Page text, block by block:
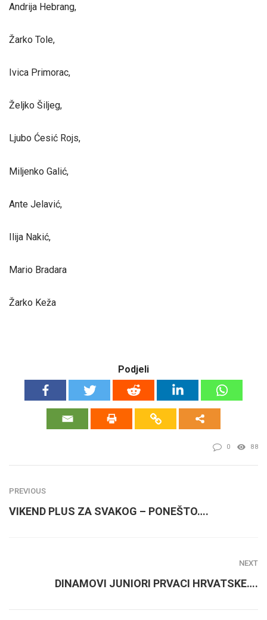
Andrija Hebrang,
Žarko Tole,
Ivica Primorac,
Željko Šiljeg,
Ljubo Ćesić Rojs,
Miljenko Galić,
Ante Jelavić,
Ilija Nakić,
Mario Bradara
Žarko Keža
Podjeli
0 88
PREVIOUS
VIKEND PLUS ZA SVAKOG – PONEŠTO….
NEXT
DINAMOVI JUNIORI PRVACI HRVATSKE….